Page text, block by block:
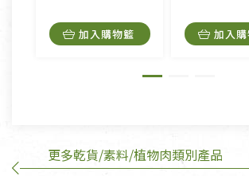
內衣褲、襪子、口罩個人衛生用品除
外,依據《通訊交易解除權合理例外情
加入購物籃 加入
更多乾貨/素料/植物肉類別產品